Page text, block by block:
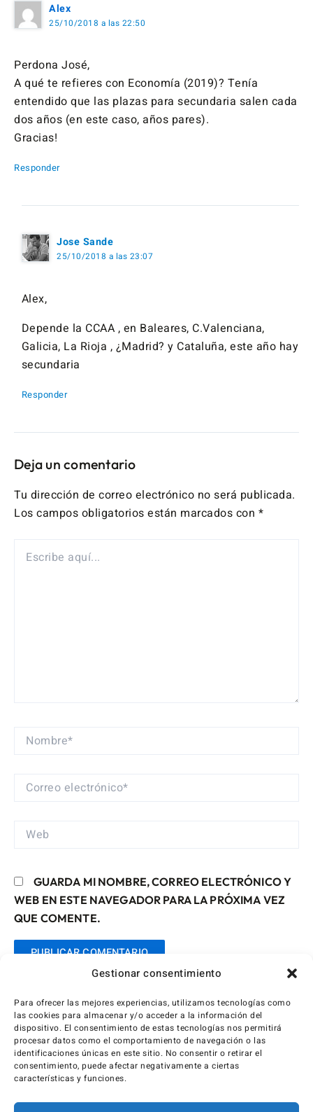
Gestionar consentimiento
Para ofrecer las mejores experiencias, utilizamos tecnologías como
las cookies para almacenar y/o acceder a la información del
dispositivo. El consentimiento de estas tecnologías nos permitirá
procesar datos como el comportamiento de navegación o las
identificaciones únicas en este sitio. No consentir o retirar el
consentimiento, puede afectar negativamente a ciertas
características y funciones.
Alex
25/10/2018 a las 22:50
Perdona José,
A qué te refieres con Economía (2019)? Tenía
entendido que las plazas para secundaria salen cada
dos años (en este caso, años pares).
Gracias!
Responder
Jose Sande
25/10/2018 a las 23:07
Alex,
Depende la CCAA , en Baleares, C.Valenciana,
Galicia, La Rioja , ¿Madrid? y Cataluña, este año hay
secundaria
Responder
Deja un comentario
Tu dirección de correo electrónico no será publicada.
Los campos obligatorios están marcados con *
AQUÍ...
NOMBRE*
CORREO
WEB
GUARDA MI NOMBRE, CORREO ELECTRÓNICO Y
WEB EN ESTE NAVEGADOR PARA LA PRÓXIMA VEZ
QUE COMENTE.